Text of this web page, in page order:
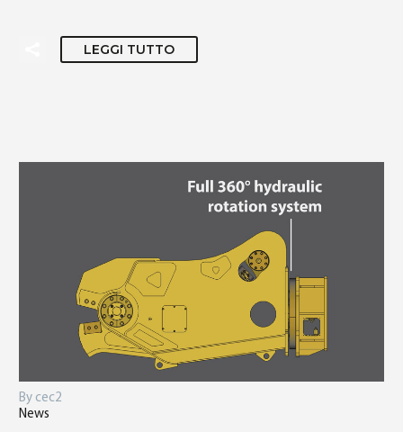
LEGGI TUTTO
By cec2
News